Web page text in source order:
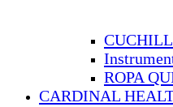
ROPA
CARDINAL